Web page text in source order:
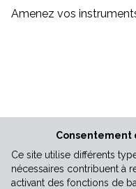
Amenez vos
Consentement
Ce site utilise différents
nécessaires contribuent à
activant des fonctions de